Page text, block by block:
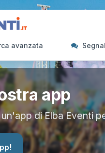
avanzata
app
di Elba Eventi